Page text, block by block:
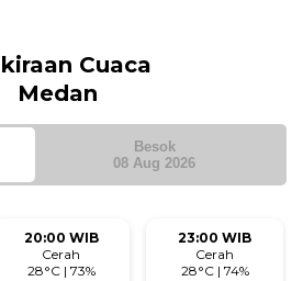
Cuaca
Medan
Besok
08 Aug 2026
20:00 WIB
Cerah
28°C | 73%
23:00 WIB
Cerah
28°C | 74%